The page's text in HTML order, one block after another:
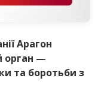
Арагон
орган —
та боротьби з